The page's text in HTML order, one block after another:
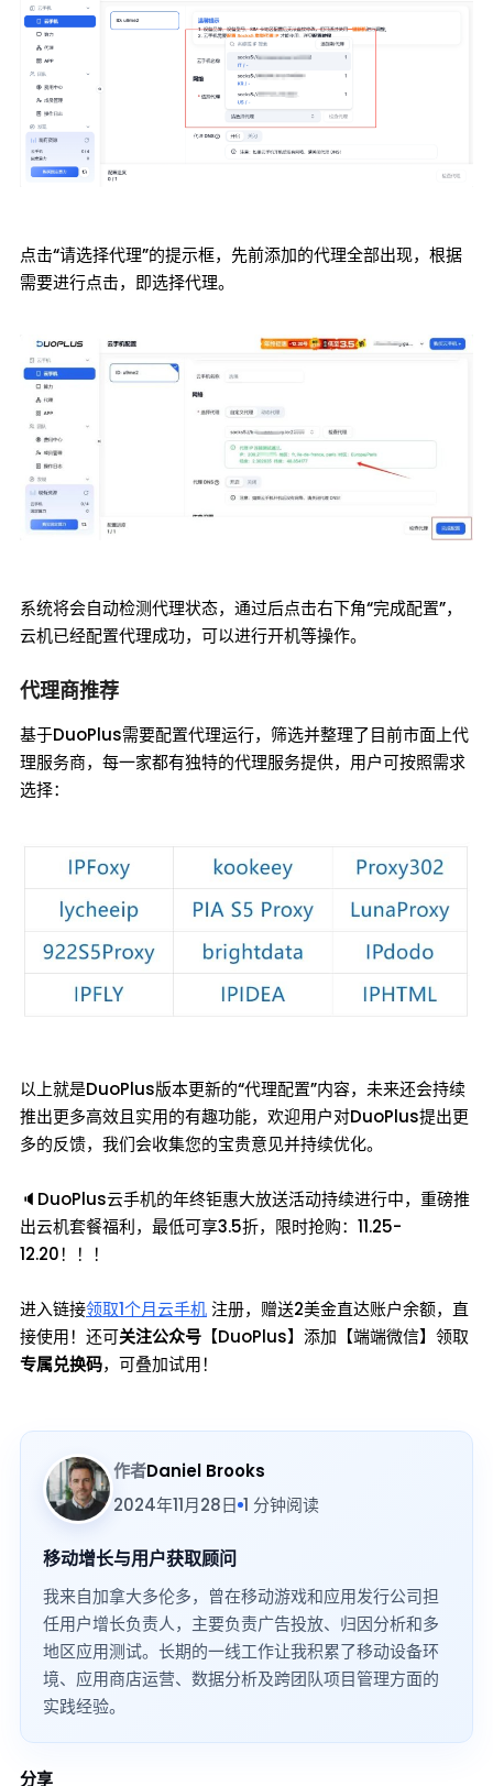
点击“请选择代理”的提示框，先前添加的代理全部出现，根据
需要进行点击，即选择代理。
系统将会自动检测代理状态，通过后点击右下角“完成配置”，
云机已经配置代理成功，可以进行开机等操作。
代理商推荐
基于DuoPlus需要配置代理运行，筛选并整理了目前市面上代
理服务商，每一家都有独特的代理服务提供，用户可按照需求
选择：
以上就是DuoPlus版本更新的“代理配置”内容，未来还会持续
推出更多高效且实用的有趣功能，欢迎用户对DuoPlus提出更
多的反馈，我们会收集您的宝贵意见并持续优化。
🔈DuoPlus云手机的年终钜惠大放送活动持续进行中，重磅推
出云机套餐福利，最低可享3.5折，限时抢购：11.25-
12.20！！！
进入链接领取1个月云手机注册，赠送2美金直达账户余额，直
接使用！还可关注公众号 【DuoPlus】添加【端端微信】领取
专属兑换码，可叠加试用！
作者Daniel Brooks
2024年11月28日 1 分钟阅读
移动增长与用户获取顾问
我来自加拿大多伦多，曾在移动游戏和应用发行公司担
任用户增长负责人，主要负责广告投放、归因分析和多
地区应用测试。长期的一线工作让我积累了移动设备环
境、应用商店运营、数据分析及跨团队项目管理方面的
实践经验。
分享